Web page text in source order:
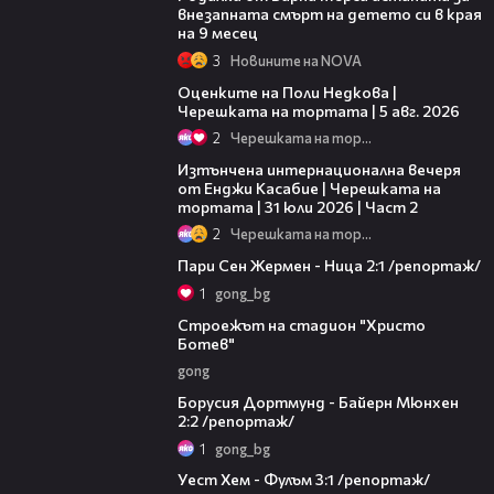
внезапната смърт на детето си в края
на 9 месец
3 Новините на NOVA
Оценките на Поли Недкова |
Черешката на тортата | 5 авг. 2026
2 Черешката на тортата
Изтънчена интернационална вечеря
от Енджи Касабие | Черешката на
тортата | 31 юли 2026 | Част 2
2 Черешката на тортата
Пари Сен Жермен - Ница 2:1 /репортаж/
1 gong_bg
Строежът на стадион "Христо
Ботев"
gong
Борусия Дортмунд - Байерн Мюнхен
2:2 /репортаж/
1 gong_bg
Уест Хем - Фулъм 3:1 /репортаж/